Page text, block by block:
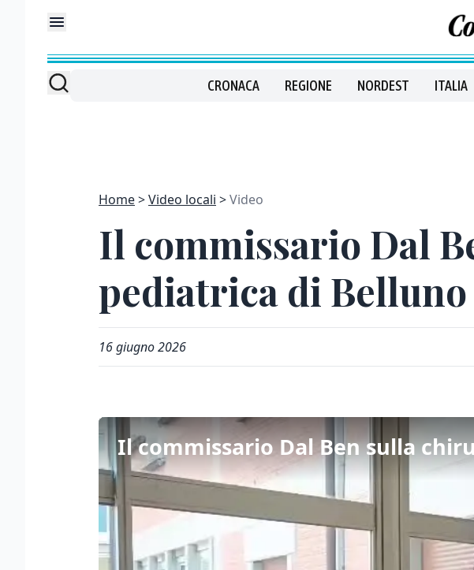
CRONACA REGIONE NORDEST ITALIA
Home Video locali Video
Il commissario Dal
pediatrica di Belluno
16 giugno 2026
Il commissario Dal Ben sulla